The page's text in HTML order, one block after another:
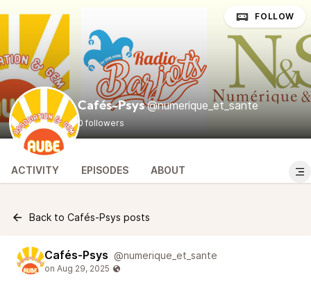
Cafés-Psys @numerique_et_sante
0 followers
FOLLOW
ACTIVITY EPISODES ABOUT
Back to Cafés-Psys posts
Cafés-Psys @numerique_et_sante